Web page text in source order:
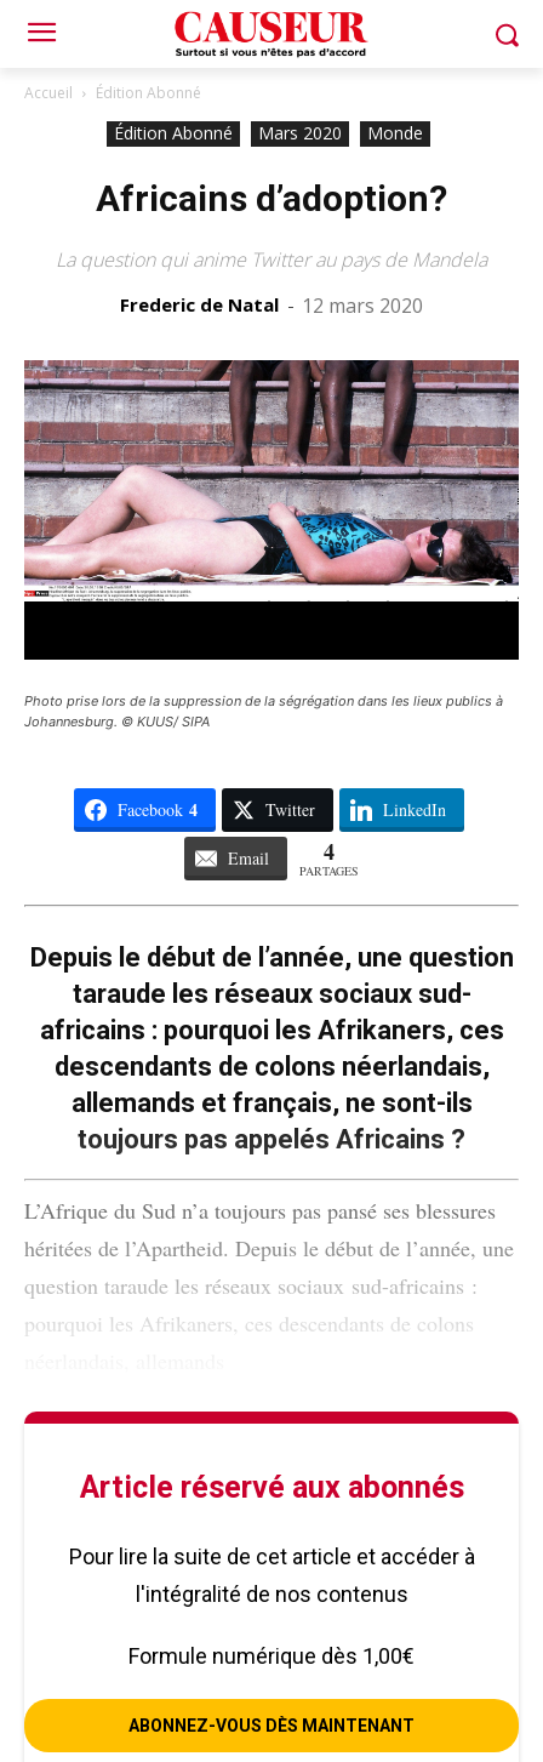
Accueil Édition Abonné
Édition Abonné Mars 2020 Monde
Africains d’adoption?
La question qui anime Twitter au pays de Mandela
Frederic de Natal - 12 mars 2020
Photo prise lors de la suppression de la ségrégation dans les lieux publics à
Johannesburg. © KUUS/ SIPA
Facebook 4 Twitter LinkedIn
Email 4
PARTAGES
Depuis le début de l’année, une question
taraude les réseaux sociaux sud-
africains : pourquoi les Afrikaners, ces
descendants de colons néerlandais,
allemands et français, ne sont-ils
toujours pas appelés Africains ?
L’Afrique du Sud n’a toujours pas pansé ses blessures
héritées de l’Apartheid. Depuis le début de l’année, une
question taraude les réseaux sociaux sud-africains :
pourquoi les Afrikaners, ces descendants de colons
Article réservé aux abonnés
Pour lire la suite de cet article et accéder à
l'intégralité de nos contenus
Formule numérique dès 1,00€
ABONNEZ-VOUS DÈS MAINTENANT